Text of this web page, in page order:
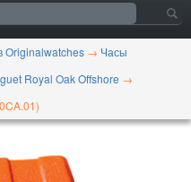
Originalwatches → Часы
Royal Oak Offshore →